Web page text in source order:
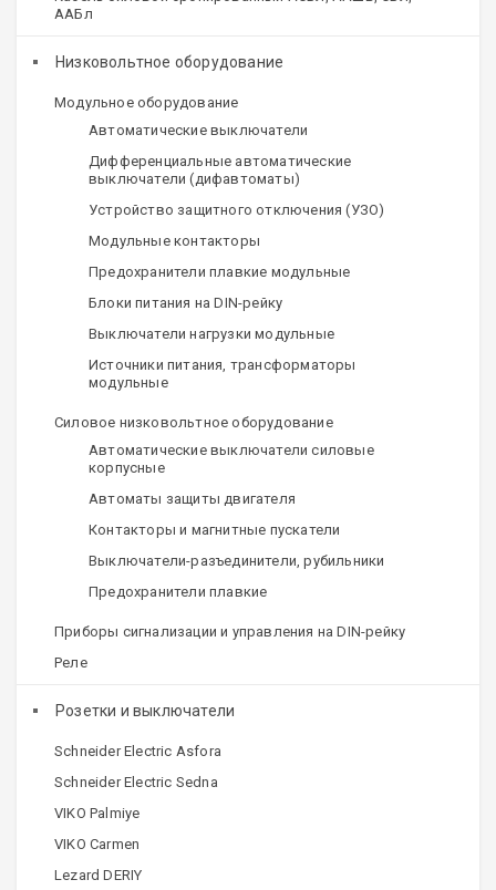
ААБл
Низковольтное оборудование
Модульное оборудование
Автоматические выключатели
Дифференциальные автоматические
выключатели (дифавтоматы)
Устройство защитного отключения (УЗО)
Модульные контакторы
Предохранители плавкие модульные
Блоки питания на DIN-рейку
Выключатели нагрузки модульные
Источники питания, трансформаторы
модульные
Силовое низковольтное оборудование
Автоматические выключатели силовые
корпусные
Автоматы защиты двигателя
Контакторы и магнитные пускатели
Выключатели-разъединители, рубильники
Предохранители плавкие
Приборы сигнализации и управления на DIN-рейку
Реле
Розетки и выключатели
Schneider Electric Asfora
Schneider Electric Sedna
VIKO Palmiye
VIKO Carmen
Lezard DERIY